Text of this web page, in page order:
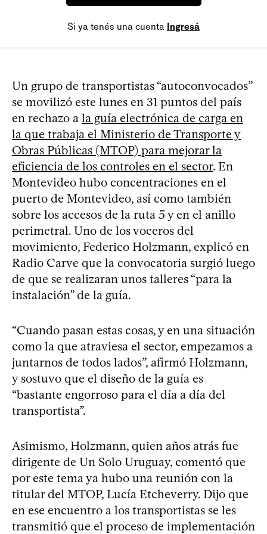
Si ya tenés una cuenta Ingresá
Un grupo de transportistas “autoconvocados”
se movilizó este lunes en 31 puntos del país
en rechazo a la guía electrónica de carga en
la que trabaja el Ministerio de Transporte y
Obras Públicas (MTOP) para mejorar la
eficiencia de los controles en el sector. En
Montevideo hubo concentraciones en el
puerto de Montevideo, así como también
sobre los accesos de la ruta 5 y en el anillo
perimetral. Uno de los voceros del
movimiento, Federico Holzmann, explicó en
Radio Carve que la convocatoria surgió luego
de que se realizaran unos talleres “para la
instalación” de la guía.
“Cuando pasan estas cosas, y en una situación
como la que atraviesa el sector, empezamos a
juntarnos de todos lados”, afirmó Holzmann,
y sostuvo que el diseño de la guía es
“bastante engorroso para el día a día del
transportista”.
Asimismo, Holzmann, quien años atrás fue
dirigente de Un Solo Uruguay, comentó que
por este tema ya hubo una reunión con la
titular del MTOP, Lucía Etcheverry. Dijo que
en ese encuentro a los transportistas se les
transmitió que el proceso de implementación